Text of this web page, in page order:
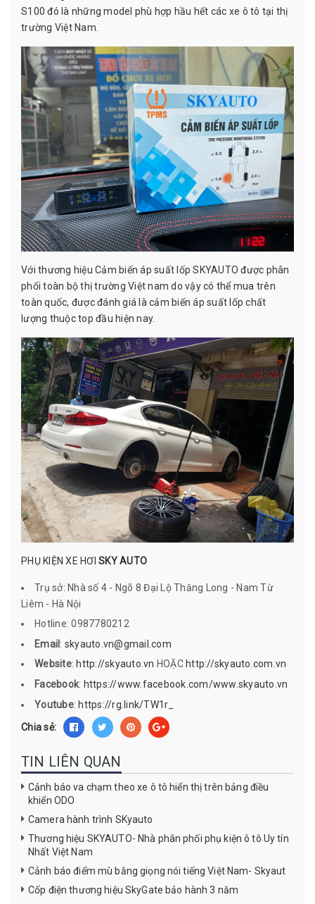
S100 đó là những model phù hợp hầu hết các xe ô tô tại thị
trường Việt Nam.
Với thương hiệu Cảm biến áp suất lốp SKYAUTO được phân
phối toàn bộ thị trường Việt nam do vậy có thể mua trên
toàn quốc, được đánh giá là cảm biến áp suất lốp chất
lượng thuộc top đầu hiện nay.
PHỤ KIỆN XE HƠI SKY AUTO
Trụ sở: Nhà số 4 - Ngõ 8 Đại Lộ Thăng Long - Nam Từ
Liêm - Hà Nội
Hotline: 0987780212
Email : skyauto.vn@gmail.com
Website: http://skyauto.vn HOẶC http://skyauto.com.vn
Facebook: https://www.facebook.com/www.skyauto.vn
Youtube:https://rg.link/TW1r_
Chia sẻ:
TIN LIÊN QUAN
Cảnh báo va chạm theo xe ô tô hiển thị trên bảng điều
khiển ODO
Camera hành trình SKyauto
Thương hiệu SKYAUTO- Nhà phân phối phụ kiện ô tô Uy tín
Nhất Việt Nam
Cảnh báo điểm mù bằng giọng nói tiếng Việt Nam- Skyaut
Cốp điện thương hiệu SkyGate bảo hành 3 năm